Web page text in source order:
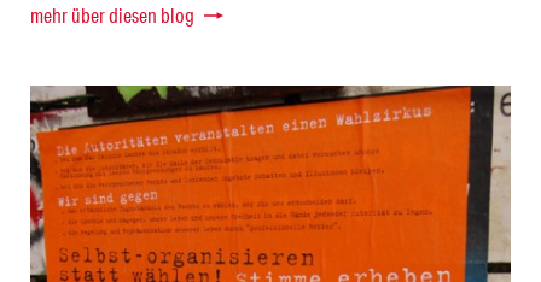
mehr über diesen blog